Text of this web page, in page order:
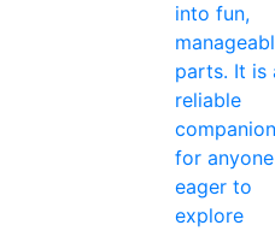
into fun,
parts. It is
reliable
companion
for anyone
eager to
explore